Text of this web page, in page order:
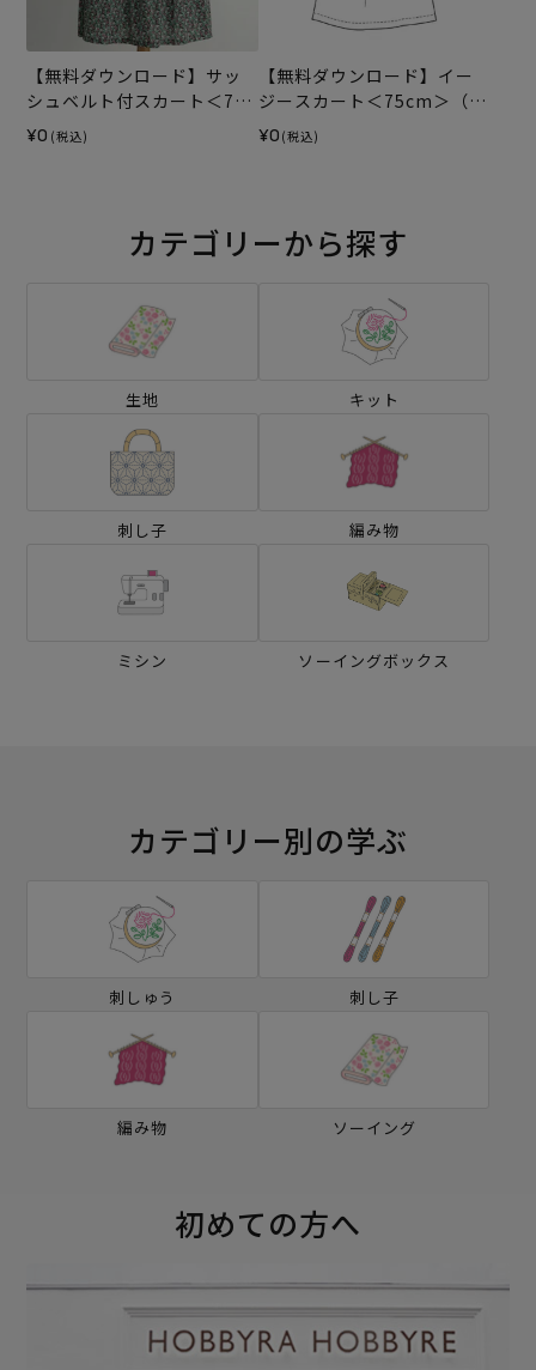
【無料ダウンロード】サッ
シュベルト付スカート＜75c
m＞（レシピ）
¥0 (税込)
【無料ダウンロード】イー
ジースカート＜75cm＞（レ
シピ）
¥0 (税込)
カテゴリーから探す
生地 キット
刺し子 編み物
ミシン ソーイングボックス
カテゴリー別の学ぶ
刺しゅう 刺し子
編み物 ソーイング
初めての方へ